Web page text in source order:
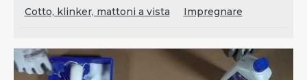
Cotto, klinker, mattoni a vista
Impregnare